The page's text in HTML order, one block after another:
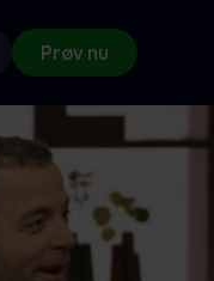
Prøv nu